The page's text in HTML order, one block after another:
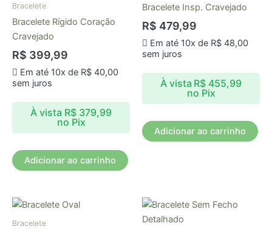
Bracelete
Bracelete Rígido Coração
Cravejado
R$ 399,99
Em até 10x de R$40,00
sem juros
À vista R$379,99
no Pix
Adicionar ao carrinho
Bracelete Insp. Cravejado
R$ 479,99
Em até 10x de R$48,00
sem juros
À vista R$ 455,99
no Pix
Adicionar ao carrinho
Bracelete